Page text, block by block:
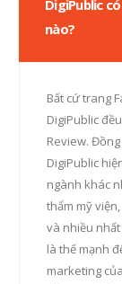
DigiPublic
nào?
Bất cứ trang
DigiPublic
Review.
DigiPublic
ngành khác
thẩm mỹ
và nhiều
là thế mạnh
marketing